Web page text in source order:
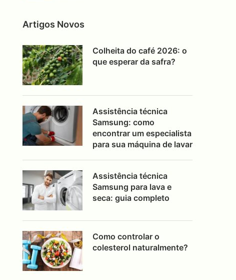
Artigos Novos
Colheita do café 2026: o
que esperar da safra?
Assistência técnica
Samsung: como
encontrar um especialista
para sua máquina de lavar
Assistência técnica
Samsung para lava e
seca: guia completo
Como controlar o
colesterol naturalmente?